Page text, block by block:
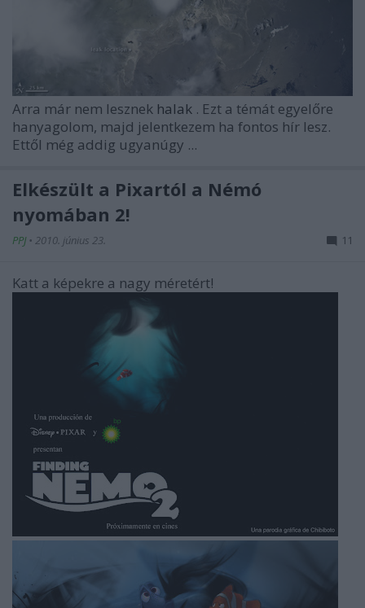
Arra már nem lesznek halak . Ezt a témát egyelőre
hanyagolom, majd jelentkezem ha fontos hír lesz.
Ettől még addig ugyanúgy ...
Elkészült a Pixartól a Némó
nyomában 2!
PPJ • 2010. június 23. 11
Katt a képekre a nagy méretért!